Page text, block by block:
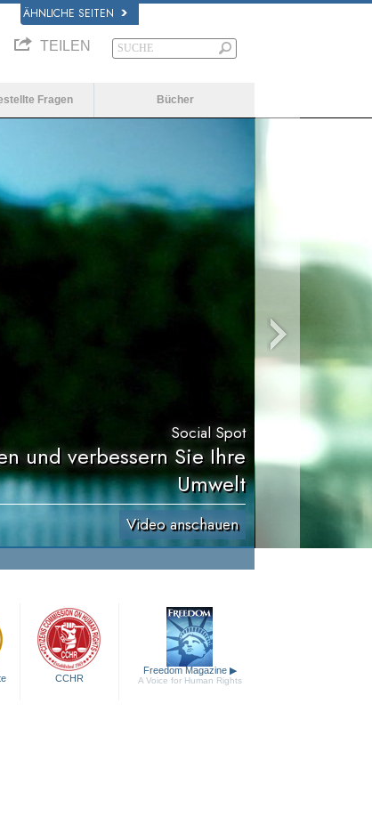
ÄHNLICHE SEITEN
TEILEN
Fragen Bücher
Social Spot
und verbessern Sie Ihre
Umwelt
Video anschauen
CCHR
Freedom Magazine ▶
A Voice for Human Rights